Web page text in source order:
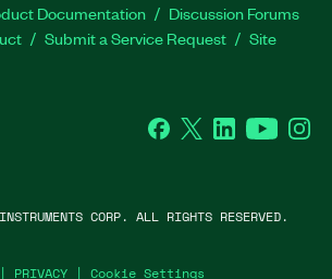
Documentation
Discussion Forums
Submit a Service Request
Site
Facebook
Twitter LinkedInYouTube
| PRIVACY | Cookie Settings
CORP. ALL RIGHTS RESERVED.